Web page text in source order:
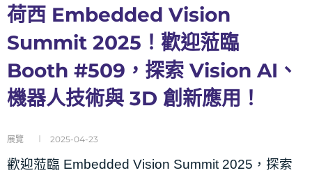
荷西 Embedded Vision
Summit 2025！歡迎蒞臨
Booth #509，探索 Vision AI、
機器人技術與 3D 創新應用！
展覽 2025-04-23
歡迎蒞臨 Embedded Vision Summit 2025，探索